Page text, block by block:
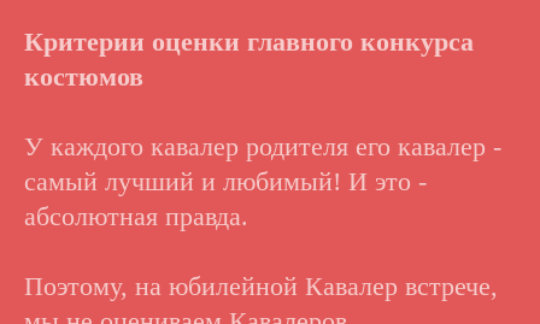
Критерии оценки главного конкурса
костюмов
У каждого кавалер родителя его кавалер -
самый лучший и любимый! И это -
абсолютная правда.
Поэтому, на юбилейной Кавалер встрече,